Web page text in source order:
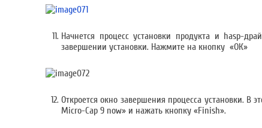
Начнется процесс установки продукта и hasp-
завершении установки. Нажмите на кнопку «ОК»
Откроется окно завершения процесса установки.
Micro-Cap 9 now» и нажать кнопку «Finish».